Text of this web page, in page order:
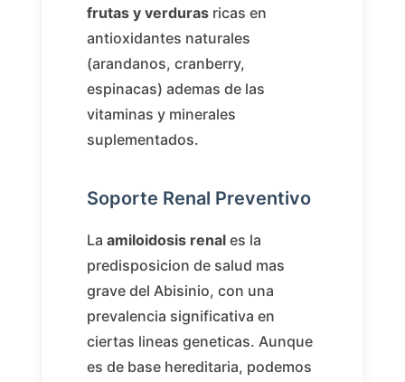
frutas y verdurasricas en
antioxidantes naturales
(arandanos, cranberry,
espinacas) ademas de las
vitaminas y minerales
suplementados.
Soporte Renal Preventivo
La amiloidosis renales la
predisposicion de salud mas
grave del Abisinio, con una
prevalencia significativa en
ciertas lineas geneticas. Aunque
es de base hereditaria, podemos